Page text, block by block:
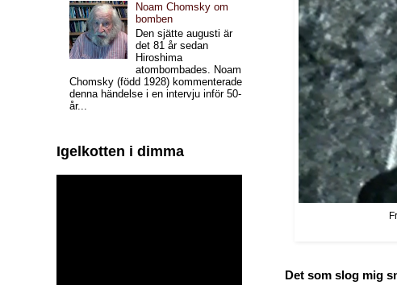
Det som slog mig
Noam Chomsky om
bomben
Den sjätte augusti är
det 81 år sedan
Hiroshima
atombombades. Noam
Chomsky (född 1928) kommenterade
denna händelse i en intervju inför 50-
år...
Igelkotten i dimma